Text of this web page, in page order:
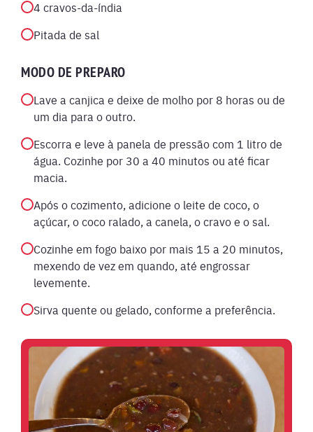
4 cravos-da-índia
Pitada de sal
MODO DE PREPARO
Lave a canjica e deixe de molho por 8 horas ou de
um dia para o outro.
Escorra e leve à panela de pressão com 1 litro de
água. Cozinhe por 30 a 40 minutos ou até ficar
macia.
Após o cozimento, adicione o leite de coco, o
açúcar, o coco ralado, a canela, o cravo e o sal.
Cozinhe em fogo baixo por mais 15 a 20 minutos,
mexendo de vez em quando, até engrossar
levemente.
Sirva quente ou gelado, conforme a preferência.